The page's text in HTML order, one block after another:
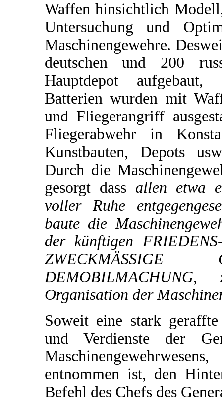
Waffen hinsichtlich
Untersuchung und
Maschinengewehre.
deutschen und 200
Hauptdepot
Batterien wurden mit
und Fliegerangriff
Fliegerabwehr in
Kunstbauten, Depots
Durch die
gesorgt dass allen etwa
voller Ruhe
baute die
der künftigen
Organisation der
Soweit eine stark
und Verdienste der
entnommen ist, den
Befehl des Chefs des